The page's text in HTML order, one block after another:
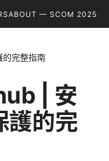
ABOUT — SCOM 2025
完整指南
| 安
護的完